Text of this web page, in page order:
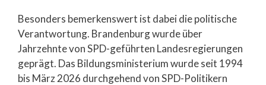
Besonders bemerkenswert ist dabei die politische
Verantwortung. Brandenburg wurde über
Jahrzehnte von SPD-geführten Landesregierungen
geprägt. Das Bildungsministerium wurde seit 1994
bis März 2026 durchgehend von SPD-Politikern